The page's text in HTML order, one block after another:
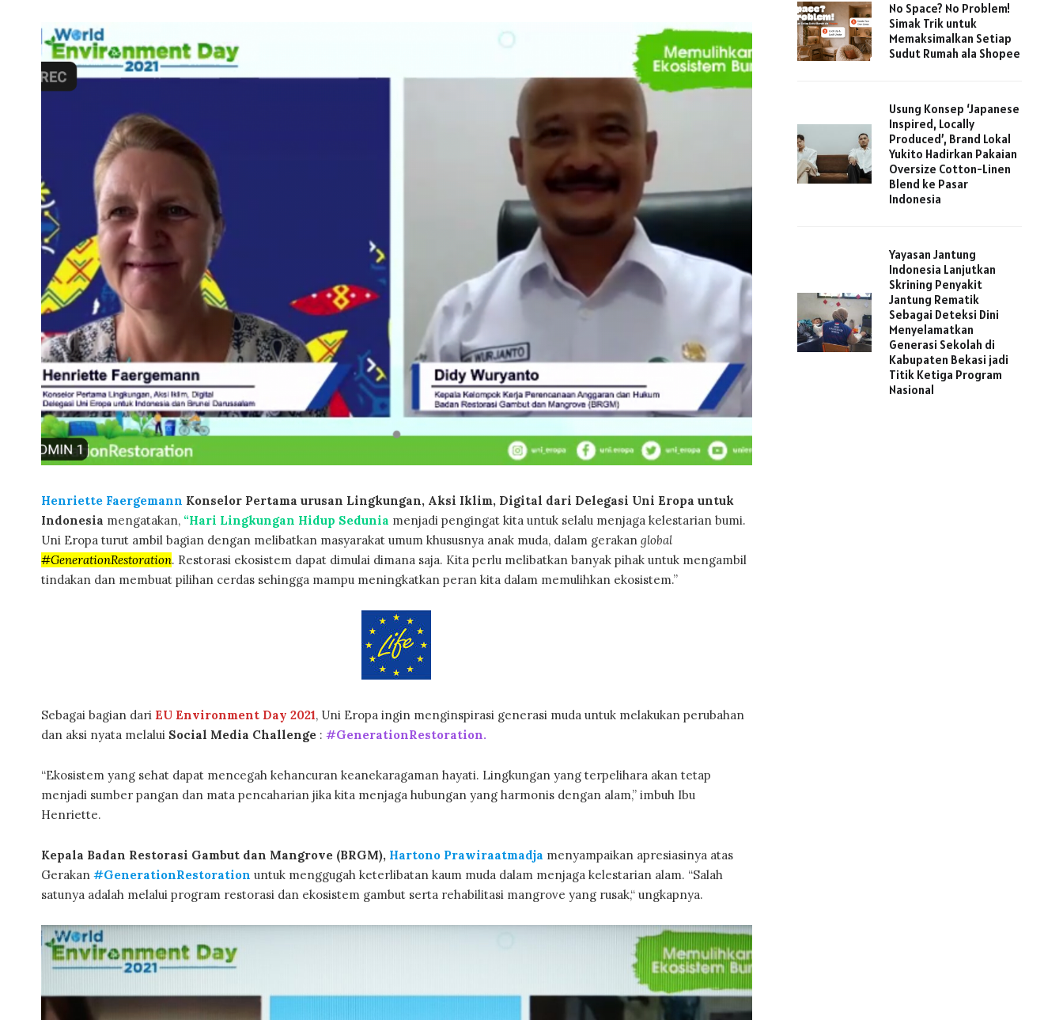
Henriette Faergemann Konselor Pertama urusan Lingkungan, Aksi Iklim, Digital dari Delegasi Uni Eropa untuk
Indonesia mengatakan, “Hari Lingkungan Hidup Sedunia menjadi pengingat kita untuk selalu menjaga kelestarian bumi.
Uni Eropa turut ambil bagian dengan melibatkan masyarakat umum khususnya anak muda, dalam gerakan global
#GenerationRestoration. Restorasi ekosistem dapat dimulai dimana saja. Kita perlu melibatkan banyak pihak untuk mengambil
tindakan dan membuat pilihan cerdas sehingga mampu meningkatkan peran kita dalam memulihkan ekosistem.”
Sebagai bagian dari EU Environment Day 2021, Uni Eropa ingin menginspirasi generasi muda untuk melakukan perubahan
dan aksi nyata melalui Social Media Challenge : #GenerationRestoration.
“Ekosistem yang sehat dapat mencegah kehancuran keanekaragaman hayati. Lingkungan yang terpelihara akan tetap
menjadi sumber pangan dan mata pencaharian jika kita menjaga hubungan yang harmonis dengan alam,” imbuh Ibu
Henriette.
Kepala Badan Restorasi Gambut dan Mangrove (BRGM), Hartono Prawiraatmadja menyampaikan apresiasinya atas
Gerakan #GenerationRestoration untuk menggugah keterlibatan kaum muda dalam menjaga kelestarian alam. “Salah
satunya adalah melalui program restorasi dan ekosistem gambut serta rehabilitasi mangrove yang rusak,“ ungkapnya.
No Space? No Problem!
Simak Trik untuk
Memaksimalkan Setiap
Sudut Rumah ala Shopee
Usung Konsep ‘Japanese
Inspired, Locally
Produced’, Brand Lokal
Yukito Hadirkan Pakaian
Oversize Cotton-Linen
Blend ke Pasar
Indonesia
Yayasan Jantung
Indonesia Lanjutkan
Skrining Penyakit
Jantung Rematik
Sebagai Deteksi Dini
Menyelamatkan
Generasi Sekolah di
Kabupaten Bekasi jadi
Titik Ketiga Program
Nasional